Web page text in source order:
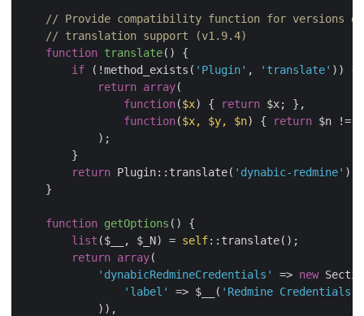
// Provide compatibility function for versions
// translation support (v1.9.4)
function translate( ) {
if (!method_exists( 'Plugin' , 'translate' )) {
return array(
function($x) { return $x; },
function($x, $y, $n) { return $n !=
            );
        }
return Plugin::translate( 'dynabic-redmine' );
    }
function getOptions ( ) {
list ($__, $_N) = self::translate();
return array(
'dynabicRedmineCredentials'
=> new
'label'
=> $__( 'Redmine Credentials'
            )),